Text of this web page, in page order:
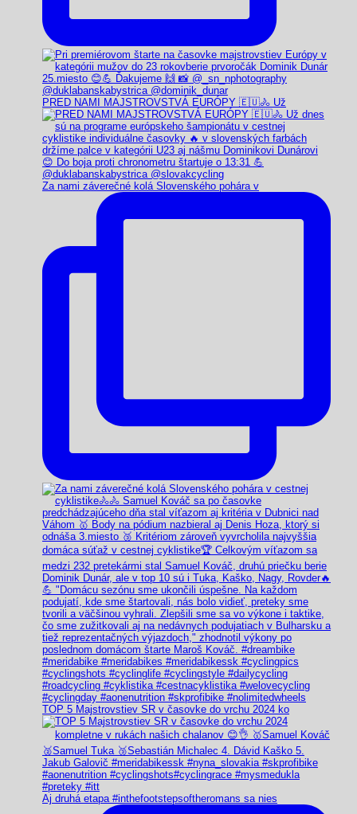
PRED NAMI MAJSTROVSTVÁ EURÓPY 🇪🇺🚴 Už
Za nami záverečné kolá Slovenského pohára v
TOP 5 Majstrovstiev SR v časovke do vrchu 2024 ko
Aj druhá etapa #inthefootstepsoftheromans sa nies